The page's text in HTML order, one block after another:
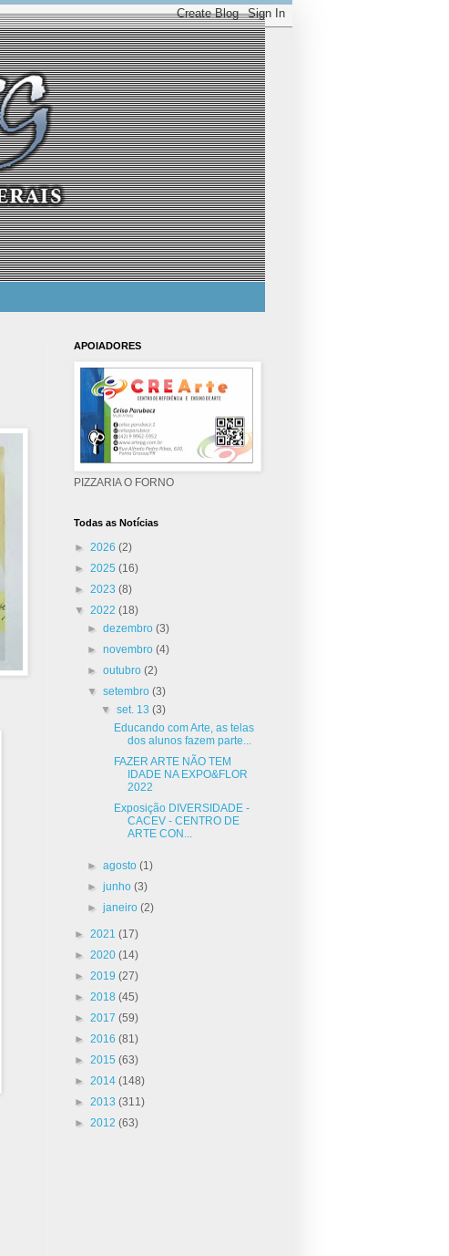
APOIADORES
PIZZARIA O FORNO
Todas as Notícias
► 2026 (2)
► 2025 (16)
► 2023 (8)
▼ 2022 (18)
►dezembro(3)
►novembro(4)
►outubro(2)
▼setembro(3)
▼ set. 13 (3)
Educando com Arte, as telas
dos alunos fazem parte...
FAZER ARTE NÃO TEM
IDADE NA EXPO&FLOR
2022
Exposição DIVERSIDADE -
CACEV - CENTRO DE
ARTE CON...
►agosto(1)
►junho(3)
►janeiro(2)
► 2021 (17)
► 2020 (14)
► 2019 (27)
► 2018 (45)
► 2017 (59)
► 2016 (81)
► 2015 (63)
► 2014 (148)
► 2013 (311)
► 2012 (63)